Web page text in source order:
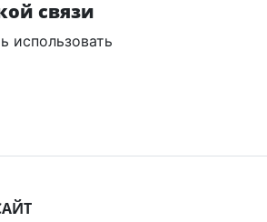
связи
использовать